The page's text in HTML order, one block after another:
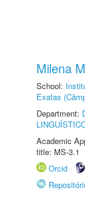
Milena
School:
Exatas
Department:
Academic
title: MS-3.1
Orcid